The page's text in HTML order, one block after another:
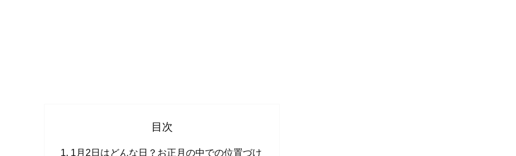
目次
1月2日はどんな日？お正月の中での位置づけ